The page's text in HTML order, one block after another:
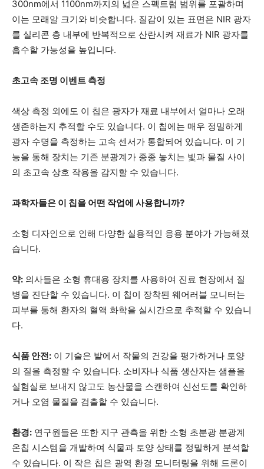
300nm에서 1100nm까지의 넓은 스펙트럼 범위를 포괄하며
이는 모래알 크기와 비슷합니다. 질감이 있는 표면은 NIR 광자
를 실리콘 층 내부에 반복적으로 산란시켜 재료가 NIR 광자를
흡수할 가능성을 높입니다.
초고속 조명 이벤트 측정
색상 측정 외에도 이 칩은 광자가 재료 내부에서 얼마나 오래
생존하는지 추적할 수도 있습니다. 이 칩에는 매우 정밀하게
광자 수명을 측정하는 고속 센서가 통합되어 있습니다. 이 기
능을 통해 장치는 기존 분광계가 종종 놓치는 빛과 물질 사이
의 초고속 상호 작용을 감지할 수 있습니다.
과학자들은 이 칩을 어떤 작업에 사용합니까?
소형 디자인으로 인해 다양한 실용적인 응용 분야가 가능해졌
습니다.
약: 의사들은 소형 휴대용 장치를 사용하여 진료 현장에서 질
병을 진단할 수 있습니다. 이 칩이 장착된 웨어러블 모니터는
피부를 통해 환자의 혈액 화학을 실시간으로 추적할 수 있습니
다.
식품 안전: 이 기술은 밭에서 작물의 건강을 평가하거나 토양
의 질을 측정할 수 있습니다. 소비자나 식품 생산자는 샘플을
실험실로 보내지 않고도 농산물을 스캔하여 신선도를 확인하
거나 오염 물질을 검출할 수 있습니다.
환경: 연구원들은 또한 지구 관측을 위한 소형 초분광 분광계
온칩 시스템을 개발하여 식물과 토양 상태를 정밀하게 분석할
수 있습니다. 이 작은 칩은 광역 환경 모니터링을 위해 드론이